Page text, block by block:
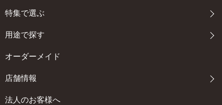
特集で選ぶ
用途で探す
オーダーメイド
店舗情報
法人のお客様へ